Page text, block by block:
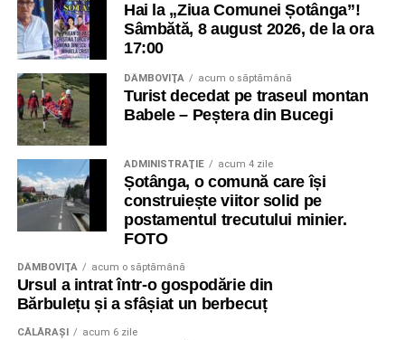
Hai la „Ziua Comunei Șotânga”!
Sâmbătă, 8 august 2026, de la ora
17:00
DÂMBOVIŢA acum o săptămână
Turist decedat pe traseul montan
Babele – Peștera din Bucegi
ADMINISTRAŢIE acum 4 zile
Șotânga, o comună care își
construiește viitor solid pe
postamentul trecutului minier.
FOTO
DÂMBOVIŢA acum o săptămână
Ursul a intrat într-o gospodărie din
Bărbulețu și a sfâșiat un berbecuț
CĂLĂRAŞI acum 6 zile